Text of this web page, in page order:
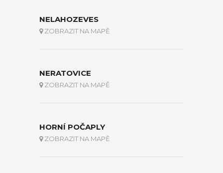
NELAHOZEVES
ZOBRAZIT NA MAPĚ
NERATOVICE
ZOBRAZIT NA MAPĚ
HORNÍ POČAPLY
ZOBRAZIT NA MAPĚ